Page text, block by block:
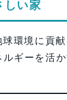
い家
環境に貢献
ルギーを